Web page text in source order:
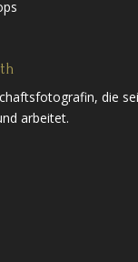
die
arbeitet.